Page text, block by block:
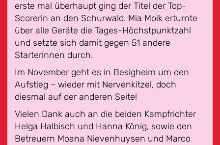
erste mal überhaupt ging der Titel der Top-
Scorerin an den Schurwald. Mia Moik erturnte
über alle Geräte die Tages-Höchstpunktzahl
und setzte sich damit gegen 51 andere
Starterinnen durch.
Im November geht es in Besigheim um den
Aufstieg – wieder mit Nervenkitzel, doch
diesmal auf der anderen Seite!
Vielen Dank auch an die beiden Kampfrichter
Helga Halbisch und Hanna König, sowie den
Betreuern Moana Nievenhuysen und Marco